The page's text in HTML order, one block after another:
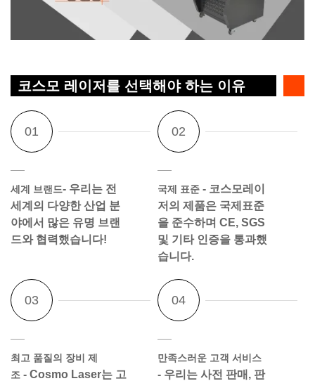
코스모 레이저를 선택해야 하는 이유
세계 브랜드- 우리는 전
세계의 다양한 산업 분
야에서 많은 유명 브랜
드와 협력했습니다!
국제 표준 - 코스모레이
저의 제품은 국제표준
을 준수하며 CE, SGS
및 기타 인증을 통과했
습니다.
최고 품질의 장비 제
조 - Cosmo Laser는 고
만족스러운 고객 서비스
- 우리는 사전 판매, 판